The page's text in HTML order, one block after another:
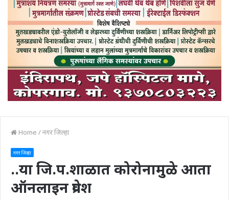
Home /नगर जिल्हा
नगर जिल्हा
..या जि.प.शाळात कोरोनामुळे आता
ऑनलाइन प्रवेश